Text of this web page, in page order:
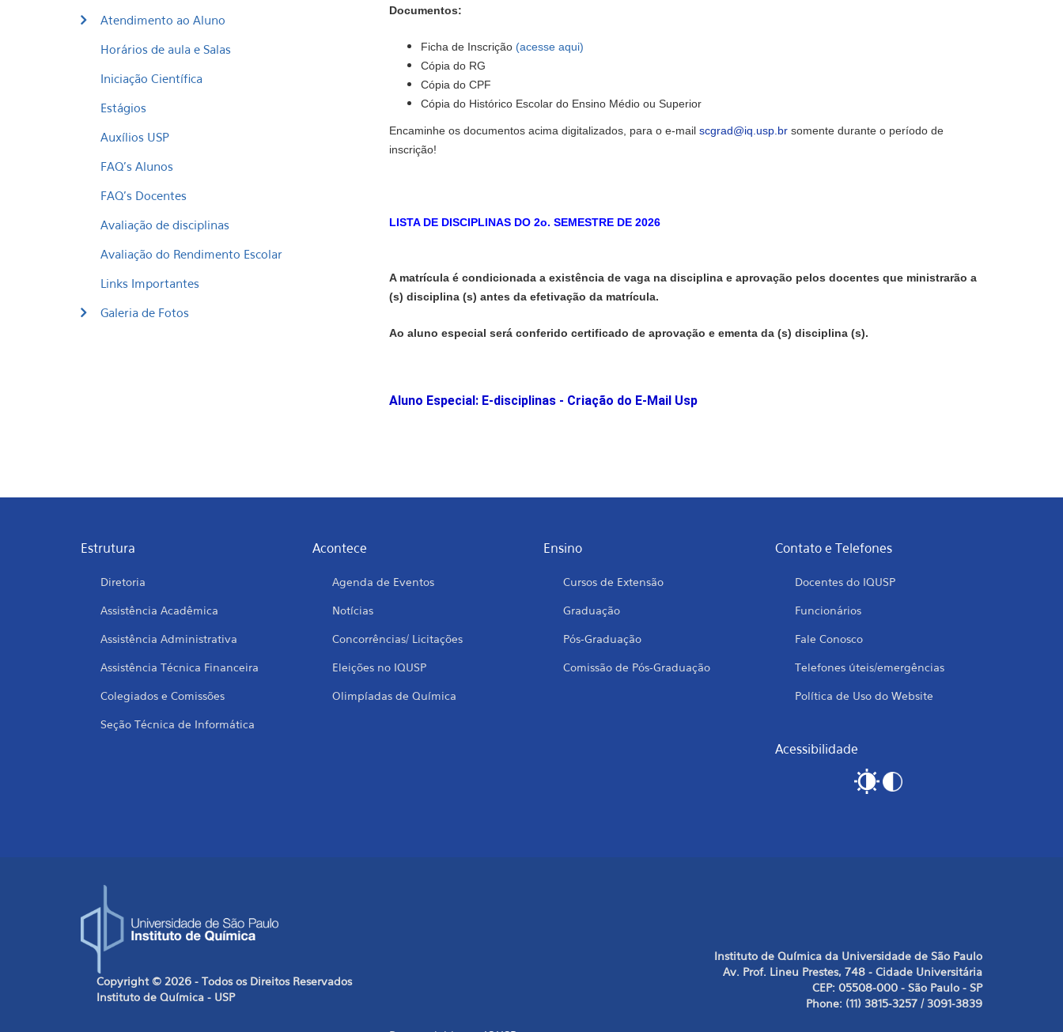
Atendimento ao Aluno
Horários de aula e Salas
Iniciação Científica
Estágios
Auxílios USP
FAQ's Alunos
FAQ's Docentes
Avaliação de disciplinas
Avaliação do Rendimento Escolar
Links Importantes
Galeria de Fotos
Documentos:
Ficha de Inscrição (acesse aqui)
Cópia do RG
Cópia do CPF
Cópia do Histórico Escolar do Ensino Médio ou Superior
Encaminhe os documentos acima digitalizados, para o e-mail scgrad@iq.usp.br somente durante o período de
inscrição!
LISTA DE DISCIPLINAS DO 2o. SEMESTRE DE 2026
A matrícula é condicionada a existência de vaga na disciplina e aprovação pelos docentes que ministrarão a
(s) disciplina (s) antes da efetivação da matrícula.
Ao aluno especial será conferido certificado de aprovação e ementa da (s) disciplina (s).
Aluno Especial: E-disciplinas - Criação do E-Mail Usp
Estrutura
Diretoria
Assistência Acadêmica
Assistência Administrativa
Assistência Técnica Financeira
Colegiados e Comissões
Seção Técnica de Informática
Acontece
Agenda de Eventos
Notícias
Concorrências/ Licitações
Eleições no IQUSP
Olimpíadas de Química
Ensino
Cursos de Extensão
Graduação
Pós-Graduação
Comissão de Pós-Graduação
Contato e Telefones
Docentes do IQUSP
Funcionários
Fale Conosco
Telefones úteis/emergências
Política de Uso do Website
Acessibilidade
Copyright © 2026 - Todos os Direitos Reservados
Instituto de Química - USP
Instituto de Química da Universidade de São Paulo
Av. Prof. Lineu Prestes, 748 - Cidade Universitária
CEP: 05508-000 - São Paulo - SP
Phone: (11) 3815-3257 / 3091-3839